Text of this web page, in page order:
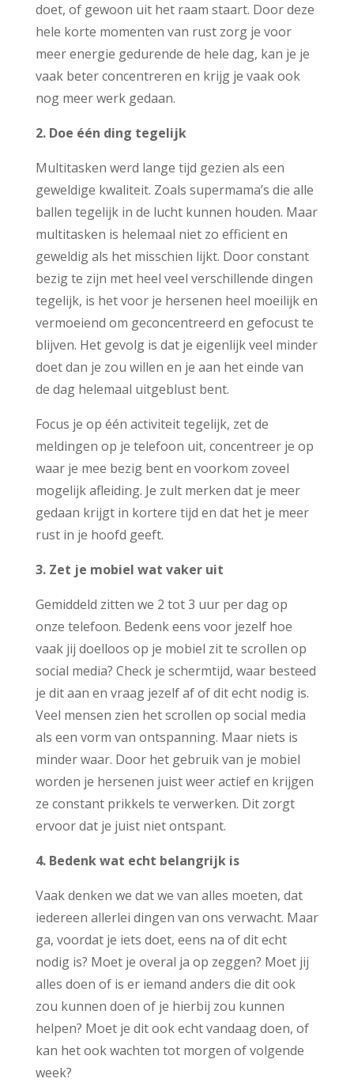
doet, of gewoon uit het raam staart. Door deze
hele korte momenten van rust zorg je voor
meer energie gedurende de hele dag, kan je je
vaak beter concentreren en krijg je vaak ook
nog meer werk gedaan.
2. Doe één ding tegelijk
Multitasken werd lange tijd gezien als een
geweldige kwaliteit. Zoals supermama’s die alle
ballen tegelijk in de lucht kunnen houden. Maar
multitasken is helemaal niet zo efficient en
geweldig als het misschien lijkt. Door constant
bezig te zijn met heel veel verschillende dingen
tegelijk, is het voor je hersenen heel moeilijk en
vermoeiend om geconcentreerd en gefocust te
blijven. Het gevolg is dat je eigenlijk veel minder
doet dan je zou willen en je aan het einde van
de dag helemaal uitgeblust bent.
Focus je op één activiteit tegelijk, zet de
meldingen op je telefoon uit, concentreer je op
waar je mee bezig bent en voorkom zoveel
mogelijk afleiding. Je zult merken dat je meer
gedaan krijgt in kortere tijd en dat het je meer
rust in je hoofd geeft.
3. Zet je mobiel wat vaker uit
Gemiddeld zitten we 2 tot 3 uur per dag op
onze telefoon. Bedenk eens voor jezelf hoe
vaak jij doelloos op je mobiel zit te scrollen op
social media? Check je schermtijd, waar besteed
je dit aan en vraag jezelf af of dit echt nodig is.
Veel mensen zien het scrollen op social media
als een vorm van ontspanning. Maar niets is
minder waar. Door het gebruik van je mobiel
worden je hersenen juist weer actief en krijgen
ze constant prikkels te verwerken. Dit zorgt
ervoor dat je juist niet ontspant.
4. Bedenk wat echt belangrijk is
Vaak denken we dat we van alles moeten, dat
iedereen allerlei dingen van ons verwacht. Maar
ga, voordat je iets doet, eens na of dit echt
nodig is? Moet je overal ja op zeggen? Moet jij
alles doen of is er iemand anders die dit ook
zou kunnen doen of je hierbij zou kunnen
helpen? Moet je dit ook echt vandaag doen, of
kan het ook wachten tot morgen of volgende
week?